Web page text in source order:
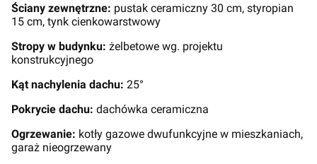
Ściany zewnętrzne: pustak ceramiczny 30 cm, styropian
15 cm, tynk cienkowarstwowy
Stropy w budynku: żelbetowe wg. projektu
konstrukcyjnego
Kąt nachylenia dachu: 25°
Pokrycie dachu: dachówka ceramiczna
Ogrzewanie: kotły gazowe dwufunkcyjne w mieszkaniach,
garaż nieogrzewany